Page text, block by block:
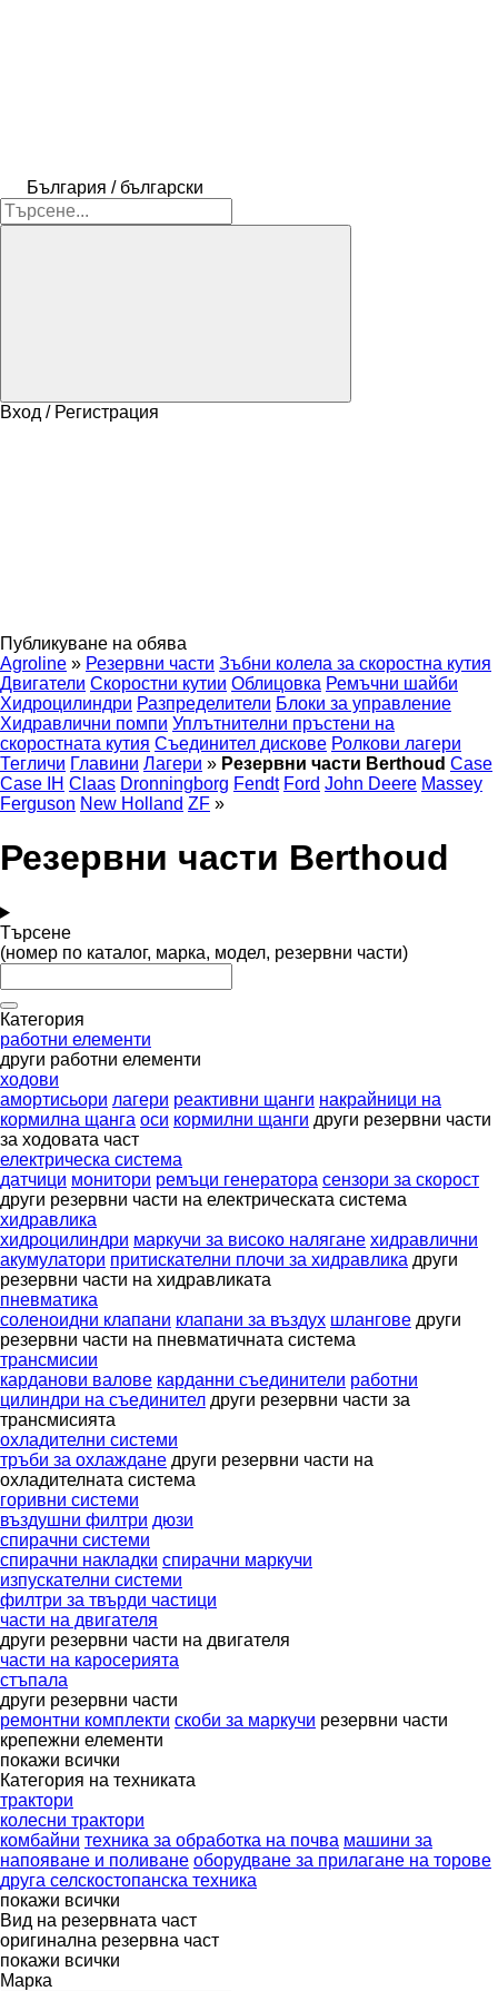
България / български
Вход / Регистрация
Публикуване на обява
Agroline » Резервни части Зъбни колела за скоростна кутия
Двигатели Скоростни кутии Облицовка Ремъчни шайби
Хидроцилиндри Разпределители Блоки за управление
Хидравлични помпи Уплътнителни пръстени на
скоростната кутия Съединител дискове Ролкови лагери
Тегличи Главини Лагери » Резервни части Berthoud Case
Case IH Claas Dronningborg Fendt Ford John Deere Massey
Ferguson New Holland ZF »
Резервни части Berthoud
Търсене
(номер по каталог, марка, модел, резервни части)
Категория
работни елементи
други работни елементи
ходови
амортисьори лагери реактивни щанги накрайници на
кормилна щанга оси кормилни щанги други резервни части
за ходовата част
електрическа система
датчици монитори ремъци генератора сензори за скорост
други резервни части на електрическата система
хидравлика
хидроцилиндри маркучи за високо налягане хидравлични
акумулатори притискателни плочи за хидравлика други
резервни части на хидравликата
пневматика
соленоидни клапани клапани за въздух шлангове други
резервни части на пневматичната система
трансмисии
карданови валове карданни съединители работни
цилиндри на съединител други резервни части за
трансмисията
охладителни системи
тръби за охлаждане други резервни части на
охладителната система
горивни системи
въздушни филтри дюзи
спирачни системи
спирачни накладки спирачни маркучи
изпускателни системи
филтри за твърди частици
части на двигателя
други резервни части на двигателя
части на каросерията
стъпала
други резервни части
ремонтни комплекти скоби за маркучи резервни части
крепежни елементи
покажи всички
Категория на техниката
трактори
колесни трактори
комбайни техника за обработка на почва машини за
напояване и поливане оборудване за прилагане на торове
друга селскостопанска техника
покажи всички
Вид на резервната част
оригинална резервна част
покажи всички
Марка